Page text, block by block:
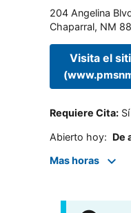
204 Angelina
Chaparral, NM
Visita el
Requiere Cita: Sí
Abierto hoy: De
Mas horas